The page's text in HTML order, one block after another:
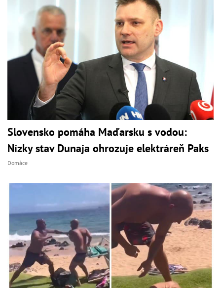
Slovensko pomáha Maďarsku s vodou:
Nízky stav Dunaja ohrozuje elektráreň Paks
Domáce